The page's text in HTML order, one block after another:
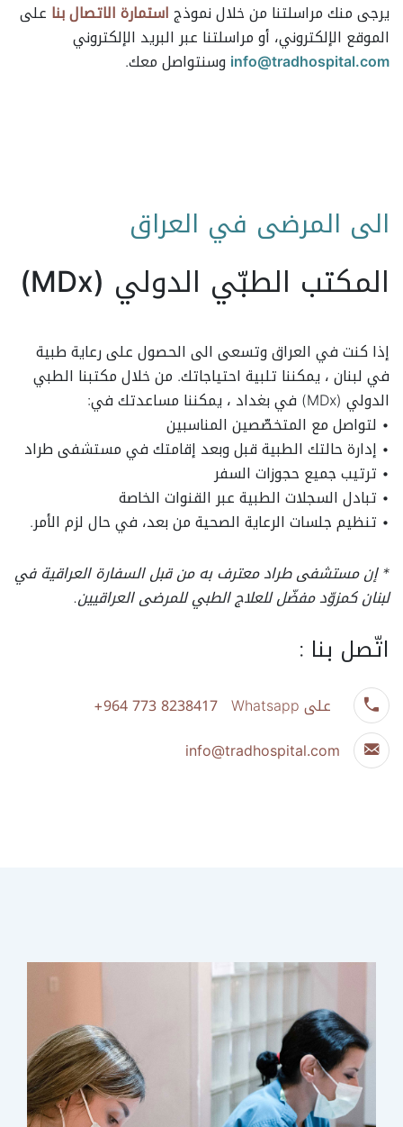
يرجى منك مراسلتنا من خلال نموذجاستمارة الاتصال بنا على
الموقع الإلكتروني، أو مراسلتنا عبر البريد الإلكتروني
info@tradhospital.com وسنتواصل معك.
الى المرضى في العراق
المكتب الطبّي الدولي (MDx)
إذا كنت في العراق وتسعى الى الحصول على رعاية طبية
في لبنان ، يمكننا تلبية احتياجاتك. من خلال مكتبنا الطبي
الدولي (MDx) في بغداد ، يمكننا مساعدتك في:
• لتواصل مع المتخصّصين المناسبين
• إدارة حالتك الطبية قبل وبعد إقامتك في مستشفى طراد
• ترتيب جميع حجوزات السفر
• تبادل السجلات الطبية عبر القنوات الخاصة
• تنظيم جلسات الرعاية الصحية من بعد، في حال لزم الأمر.
* إن مستشفى طراد معترف به من قبل السفارة العراقية في
لبنان كمزوّد مفضّل للعلاج الطبي للمرضى العراقيين.
اتّصل بنا :
على Whatsapp
+964 773 8238417
info@tradhospital.com